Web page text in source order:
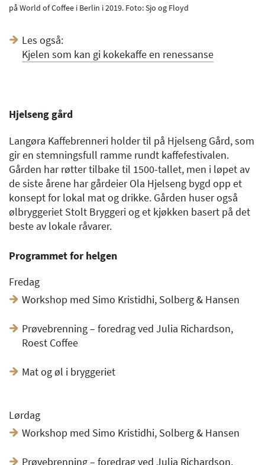
på World of Coffee i Berlin i 2019. Foto: Sjo og Floyd
Les også:
Kjelen som kan gi kokekaffe en renessanse
Hjelseng gård
Langøra Kaffebrenneri holder til på Hjelseng Gård, som
gir en stemningsfull ramme rundt kaffefestivalen.
Gården har røtter tilbake til 1500-tallet, men i løpet av
de siste årene har gårdeier Ola Hjelseng bygd opp et
konsept for lokal mat og drikke. Gården huser også
ølbryggeriet Stolt Bryggeri og et kjøkken basert på det
beste av lokale råvarer.
Programmet for helgen
Fredag
Workshop med Simo Kristidhi, Solberg & Hansen
Prøvebrenning – foredrag ved Julia Richardson,
Roest Coffee
Mat og øl i bryggeriet
Lørdag
Workshop med Simo Kristidhi, Solberg & Hansen
Prøvebrenning – foredrag ved Julia Richardson,